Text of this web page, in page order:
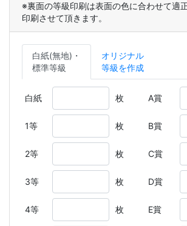
※裏面の等級印刷は表面の色に合わせて適
印刷させて頂きます。
白紙(無地)・
標準等級
オリジナル
等級を作成
白紙 枚
1等 枚
2等 枚
3等 枚
4等 枚
A賞
B賞
C賞
D賞
E賞